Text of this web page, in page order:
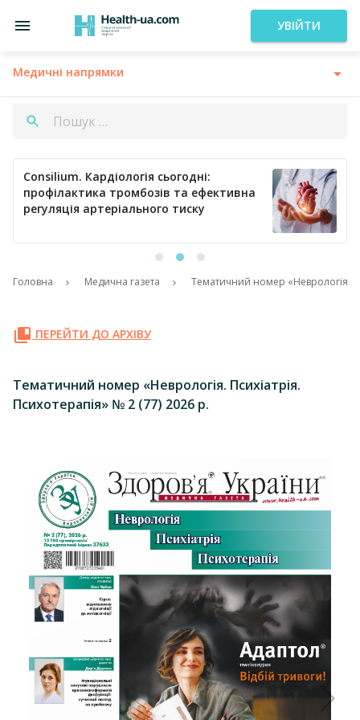
УВІЙТИ
Медичні напрямки
Consilium. Кардіологія сьогодні:
профілактика тромбозів та ефективна
регуляція артеріального тиску
Головна Медична газета Тематичний номер «Неврологія.
ПЕРЕЙТИ ДО АРХІВУ
Тематичний номер «Неврологія. Психіатрія.
Психотерапія» № 2 (77) 2026 р.